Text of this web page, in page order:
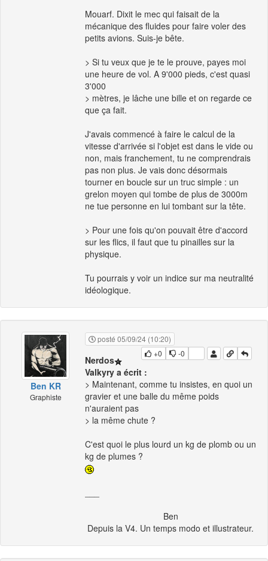
Mouarf. Dixit le mec qui faisait de la
mécanique des fluides pour faire voler des
petits avions. Suis-je bête.
> Si tu veux que je te le prouve, payes moi
une heure de vol. A 9'000 pieds, c'est quasi
3'000
> mètres, je lâche une bille et on regarde ce
que ça fait.
J'avais commencé à faire le calcul de la
vitesse d'arrivée si l'objet est dans le vide ou
non, mais franchement, tu ne comprendrais
pas non plus. Je vais donc désormais
tourner en boucle sur un truc simple : un
grelon moyen qui tombe de plus de 3000m
ne tue personne en lui tombant sur la tête.
> Pour une fois qu'on pouvait être d'accord
sur les flics, il faut que tu pinailles sur la
physique.
Tu pourrais y voir un indice sur ma neutralité
idéologique.
Ben KR
Graphiste
posté 05/09/24 (10:20)
+0
-0
Nerdos
Valkyry a écrit :
> Maintenant, comme tu insistes, en quoi un
gravier et une balle du même poids
n'auraient pas
> la même chute ?
C'est quoi le plus lourd un kg de plomb ou un
kg de plumes ?
Ben
Depuis la V4. Un temps modo et illustrateur.